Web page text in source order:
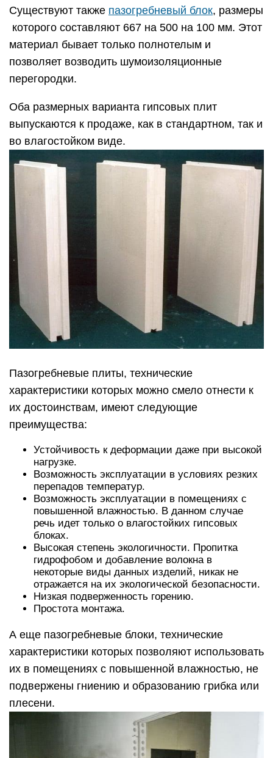
Существуют также пазогребневый блок, размеры
которого составляют 667 на 500 на 100 мм. Этот
материал бывает только полнотелым и
позволяет возводить шумоизоляционные
перегородки.
Оба размерных варианта гипсовых плит
выпускаются к продаже, как в стандартном, так и
во влагостойком виде.
Пазогребневые плиты, технические
характеристики которых можно смело отнести к
их достоинствам, имеют следующие
преимущества:
Устойчивость к деформации даже при высокой
нагрузке.
Возможность эксплуатации в условиях резких
перепадов температур.
Возможность эксплуатации в помещениях с
повышенной влажностью. В данном случае
речь идет только о влагостойких гипсовых
блоках.
Высокая степень экологичности. Пропитка
гидрофобом и добавление волокна в
некоторые виды данных изделий, никак не
отражается на их экологической безопасности.
Низкая подверженность горению.
Простота монтажа.
А еще пазогребневые блоки, технические
характеристики которых позволяют использовать
их в помещениях с повышенной влажностью, не
подвержены гниению и образованию грибка или
плесени.